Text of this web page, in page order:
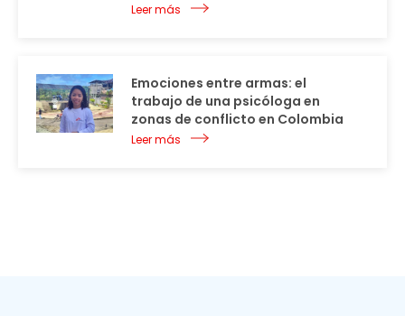
Leer más
Emociones entre armas: el
trabajo de una psicóloga en
zonas de conflicto en Colombia
Leer más